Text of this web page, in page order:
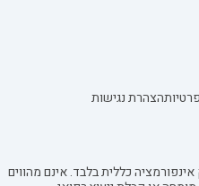
הצהרת נגישות
כללית בלבד. אינם מהווים